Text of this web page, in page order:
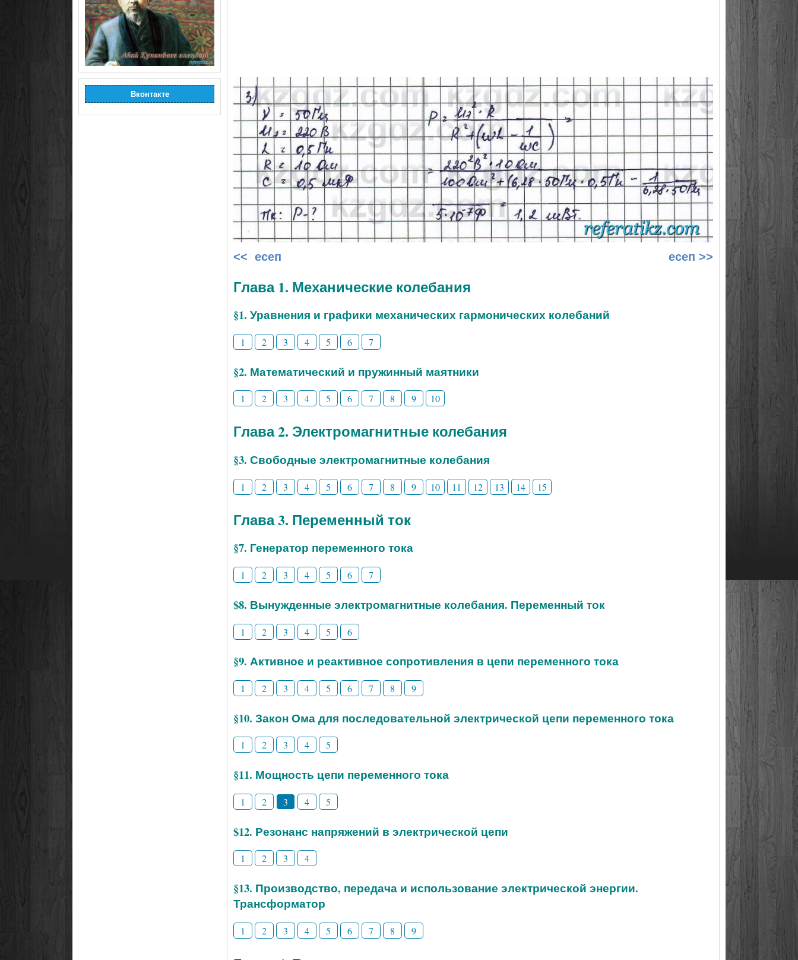
Вконтакте
<< есеп есеп >>
Глава 1. Механические колебания
§1. Уравнения и графики механических гармонических колебаний
1 2 3 4 5 6 7
§2. Математический и пружинный маятники
1 2 3 4 5 6 7 8 9 10
Глава 2. Электромагнитные колебания
§3. Свободные электромагнитные колебания
1 2 3 4 5 6 7 8 9 10 11 12 13 14 15
Глава 3. Переменный ток
§7. Генератор переменного тока
1 2 3 4 5 6 7
$8. Вынужденные электромагнитные колебания. Переменный ток
1 2 3 4 5 6
§9. Активное и реактивное сопротивления в цепи переменного тока
1 2 3 4 5 6 7 8 9
§10. Закон Ома для последовательной электрической цепи переменного тока
1 2 3 4 5
§11. Мощность цепи переменного тока
1 2 3 4 5
$12. Резонанс напряжений в электрической цепи
1 2 3 4
§13. Производство, передача и использование электрической энергии.
Трансформатор
1 2 3 4 5 6 7 8 9